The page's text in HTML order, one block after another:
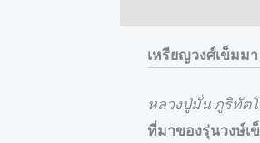
เหรียญวงศ์เข็มม
หลวงปู่มั่น ภูริทัต
ที่มาของรุ่นวงษ์เ